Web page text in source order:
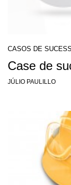
CASOS DE
Case de
JÚLIO PAULILLO